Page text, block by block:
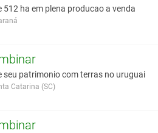
512 ha em plena producao a venda
seu patrimonio com terras no uruguai
Catarina (SC)